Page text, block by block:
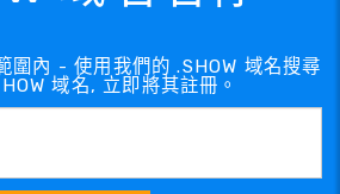
圍內 - 使用我們的 .SHOW 域名搜尋
域名, 立即將其註冊。